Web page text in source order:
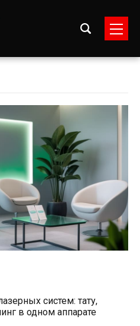
систем: тату,
в одном аппарате